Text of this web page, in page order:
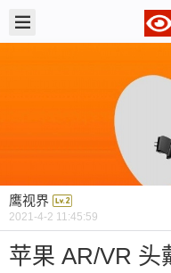
鹰视界
2021-4-2 11:45:59
苹果 AR/VR 头
鹰视界 @ 鹰视界